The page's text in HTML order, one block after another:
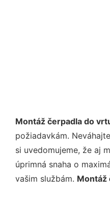
Montáž čerpadla do
požiadavkám.
si uvedomujeme, že aj
úprimná snaha o
vašim službám. Montáž